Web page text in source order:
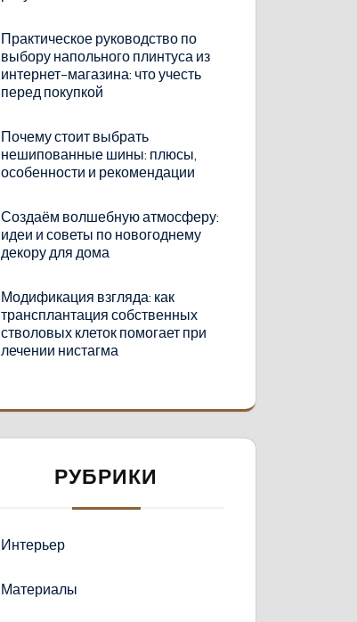
Практическое руководство по
выбору напольного плинтуса из
интернет-магазина: что учесть
перед покупкой
Почему стоит выбрать
нешипованные шины: плюсы,
особенности и рекомендации
Создаём волшебную атмосферу:
идеи и советы по новогоднему
декору для дома
Модификация взгляда: как
трансплантация собственных
стволовых клеток помогает при
лечении нистагма
РУБРИКИ
Интерьер
Материалы